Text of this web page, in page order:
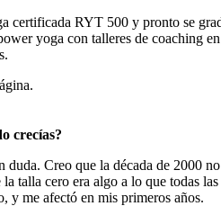
certificada RYT 500 y pronto se
yoga con talleres de coaching
crecías?
Creo que la década de 2000
talla cero era algo a lo que todas
y me afectó en mis primeros años.